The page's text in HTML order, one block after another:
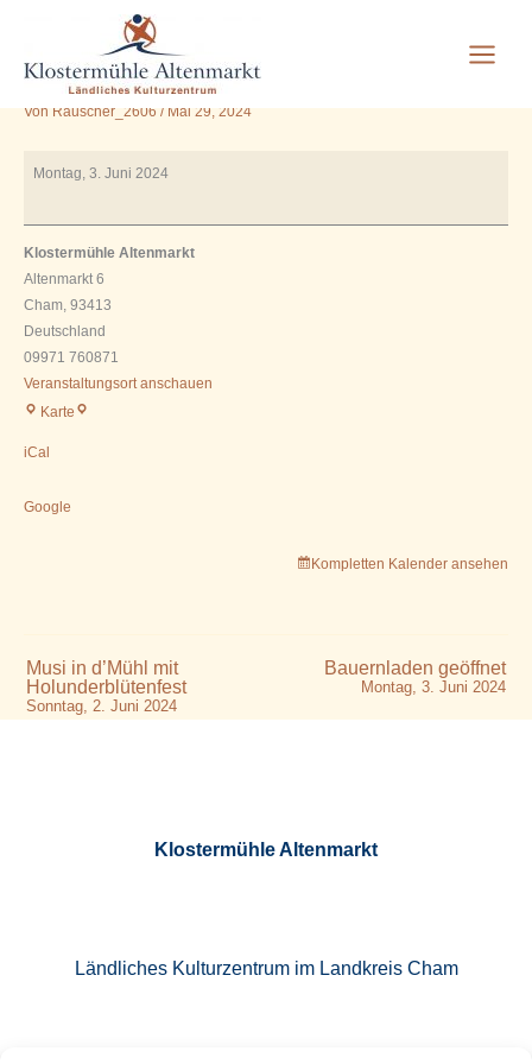
springen
9.00 Uhr Joga mit Frau
Kriegelstein
VonRauscher_2606/Mai 29, 2024
Montag, 3. Juni 2024
Klostermühle Altenmarkt
Altenmarkt 6
Cham, 93413
Deutschland
09971 760871
Veranstaltungsort anschauen
Karte Klostermühle
iCal
Google
Kompletten Kalender ansehen
Musi in d’Mühl mit
Holunderblütenfest
Sonntag, 2. Juni 2024
Bauernladen geöffnet
Montag, 3. Juni 2024
Klostermühle Altenmarkt
Ländliches Kulturzentrum im Landkreis Cham